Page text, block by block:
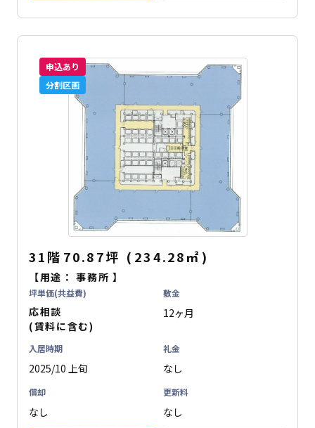
申込あり
分割区画
31階 70.87坪 ( 234.28㎡ )
【用途：事務所 】
坪単価(共益費)
応相談
(賃料に含む)
敷金
12ヶ月
入居時期
2025/10 上旬
礼金
なし
償却
なし
更新料
なし